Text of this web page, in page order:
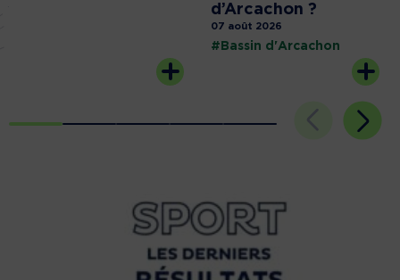
d’Arcachon ?
07 août 2026
#Bassin d'Arcachon